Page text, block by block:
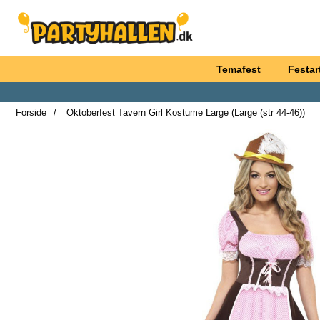
Startside for Partyhallen AB
Temafest
Forside
Oktoberfest Tavern Girl Kostume Large (Large (str 44-46))